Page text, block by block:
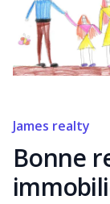
James realty
Bonne